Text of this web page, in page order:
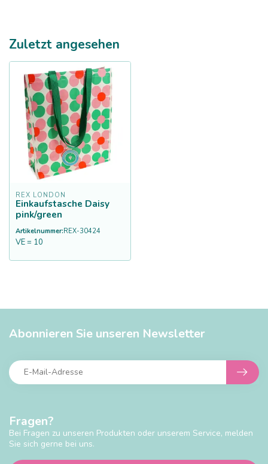
Zuletzt angesehen
REX LONDON
Einkaufstasche Daisy
pink/green
Artikelnummer:REX-30424
VE = 10
Fragen?
Bei Fragen zu unseren Produkten oder unserem Service, melden
Sie sich gerne bei uns.
Abonnieren Sie unseren Newsletter